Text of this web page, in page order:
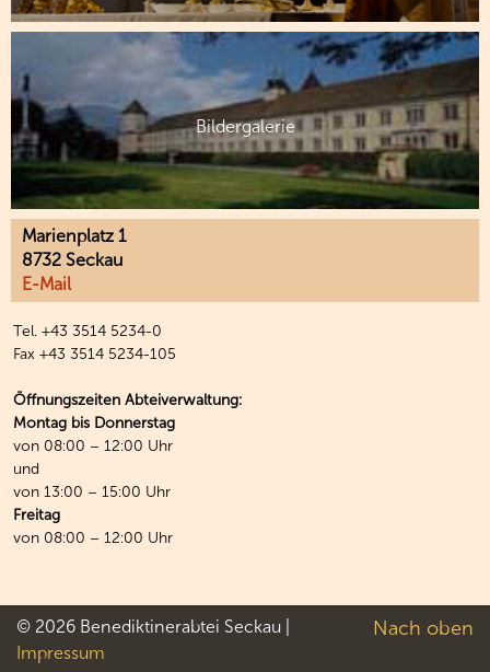
Bildergalerie
Marienplatz 1
8732 Seckau
E-Mail
Tel. +43 3514 5234-0
Fax +43 3514 5234-105
Öffnungszeiten Abteiverwaltung:
Montag bis Donnerstag
von 08:00 – 12:00 Uhr
und
von 13:00 – 15:00 Uhr
Freitag
von 08:00 – 12:00 Uhr
Nach oben
© 2026 Benediktinerabtei Seckau |
Impressum